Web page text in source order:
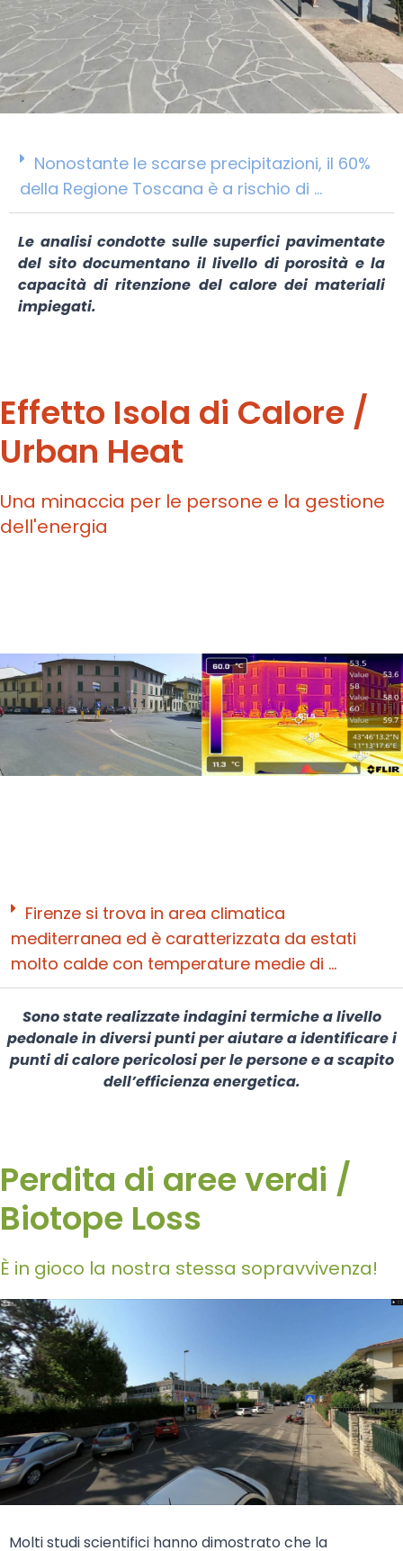
Nonostante le scarse precipitazioni, il 60%
della Regione Toscana è a rischio di ...
Le analisi condotte sulle superfici pavimentate
del sito documentano il livello di porosità e la
capacità di ritenzione del calore dei materiali
impiegati.
Effetto Isola di Calore /
Urban Heat
Una minaccia per le persone e la gestione
dell'energia
Firenze si trova in area climatica
mediterranea ed è caratterizzata da estati
molto calde con temperature medie di ...
Sono state realizzate indagini termiche a livello
pedonale in diversi punti per aiutare a identificare i
punti di calore pericolosi per le persone e a scapito
dell’efficienza energetica.
Perdita di aree verdi /
Biotope Loss
È in gioco la nostra stessa sopravvivenza!
Molti studi scientifici hanno dimostrato che la